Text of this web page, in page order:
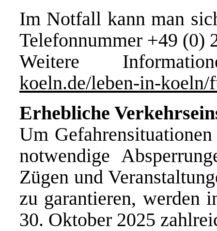
Im Notfall kann man
Telefonnummer +49 (0)
Weitere
koeln.de/leben-in-
Erhebliche
Um
notwendige
Zügen und
zu garantieren, werden
30. Oktober 2025